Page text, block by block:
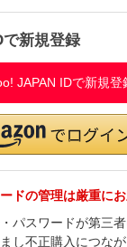
新規登録
JAPAN IDで新規登
ドの管理は厳重に
パスワードが第三
し不正購入につな